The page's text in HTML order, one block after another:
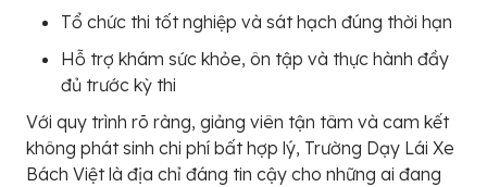
Tổ chức thi tốt nghiệp và sát hạch đúng thời hạn
Hỗ trợ khám sức khỏe, ôn tập và thực hành đầy
đủ trước kỳ thi
Với quy trình rõ ràng, giảng viên tận tâm và cam kết
không phát sinh chi phí bất hợp lý, Trường Dạy Lái Xe
Bách Việt là địa chỉ đáng tin cậy cho những ai đang